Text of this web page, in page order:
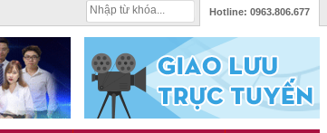
Hotline: 0963.806.677